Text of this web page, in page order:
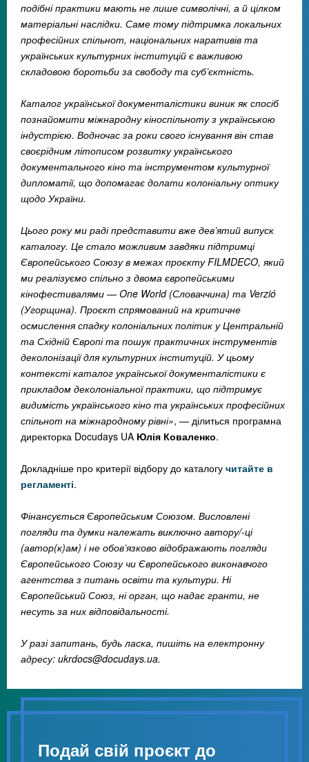
подібні практики мають не лише символічні, а й цілком
матеріальні наслідки. Саме тому підтримка локальних
професійних спільнот, національних наративів та
українських культурних інституцій є важливою
складовою боротьби за свободу та суб’єктність.
Каталог української документалістики виник як спосіб
познайомити міжнародну кіноспільноту з українською
індустрією. Водночас за роки свого існування він став
своєрідним літописом розвитку українського
документального кіно та інструментом культурної
дипломатії, що допомагає долати колоніальну оптику
щодо України.
Цього року ми раді представити вже дев’ятий випуск
каталогу. Це стало можливим завдяки підтримці
Європейського Союзу в межах проєкту FILMDECO, який
ми реалізуємо спільно з двома європейськими
кінофестивалями — One World (Словаччина) та Verzió
(Угорщина). Проєкт спрямований на критичне
осмислення спадку колоніальних політик у Центральній
та Східній Європі та пошук практичних інструментів
деколонізації для культурних інституцій. У цьому
контексті каталог української документалістики є
прикладом деколоніальної практики, що підтримує
видимість українського кіно та українських професійних
спільнот на міжнародному рівні», — ділиться програмна
директорка Docudays UA Юлія Коваленко.
Докладніше про критерії відбору до каталогу читайте в
регламенті.
Фінансується Європейським Союзом. Висловлені
погляди та думки належать виключно автору/-ці
(автор(к)ам) і не обов’язково відображають погляди
Європейського Союзу чи Європейського виконавчого
агентства з питань освіти та культури. Ні
Європейський Союз, ні орган, що надає гранти, не
несуть за них відповідальності.
У разі запитань, будь ласка, пишіть на електронну
адресу: ukrdocs@docudays.ua.
Подай свій проєкт до